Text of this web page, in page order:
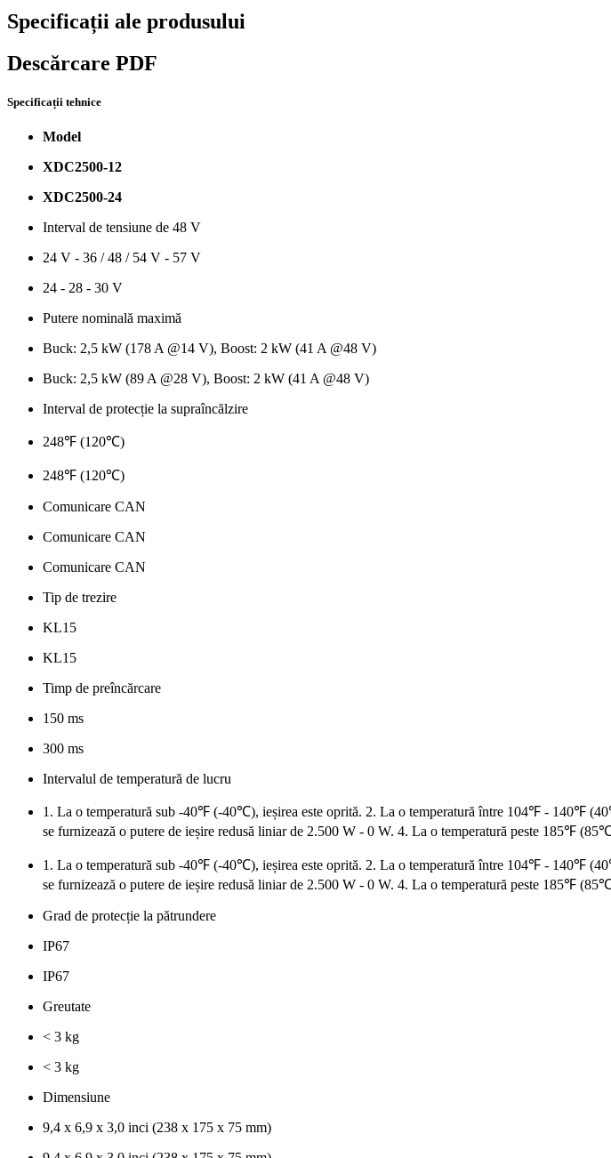
Specificații ale produsului
Descărcare PDF
Specificații tehnice
Model
XDC2500-12
XDC2500-24
Interval de tensiune de 48 V
24 V - 36 / 48 / 54 V - 57 V
24 - 28 - 30 V
Putere nominală maximă
Buck: 2,5 kW (178 A @14 V), Boost: 2 kW (41 A @48 V)
Buck: 2,5 kW (89 A @28 V), Boost: 2 kW (41 A @48 V)
Interval de protecție la supraîncălzire
248℉ (120℃)
248℉ (120℃)
Comunicare CAN
Comunicare CAN
Comunicare CAN
Tip de trezire
KL15
KL15
Timp de preîncărcare
150 ms
300 ms
Intervalul de temperatură de lucru
1. La o temperatură sub -40℉ (-40℃), ieșirea este oprită. 2. La o temperatură între 104℉ - 140℉
se furnizează o putere de ieșire redusă liniar de 2.500 W - 0 W. 4. La o temperatură peste 185℉
1. La o temperatură sub -40℉ (-40℃), ieșirea este oprită. 2. La o temperatură între 104℉ - 140℉
se furnizează o putere de ieșire redusă liniar de 2.500 W - 0 W. 4. La o temperatură peste 185℉
Grad de protecție la pătrundere
IP67
IP67
Greutate
< 3 kg
< 3 kg
Dimensiune
9,4 x 6,9 x 3,0 inci (238 x 175 x 75 mm)